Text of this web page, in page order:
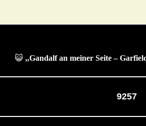
😺 ,,Gandalf an meiner Seite –
9257